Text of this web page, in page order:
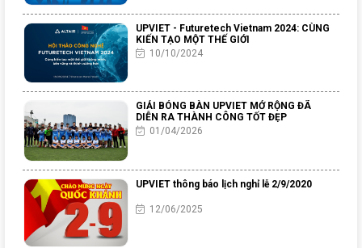
UPVIET - Futuretech Vietnam 2024: CÙNG
KIẾN TẠO MỘT THẾ GIỚI
10/10/2024
GIẢI BÓNG BÀN UPVIET MỞ RỘNG ĐÃ
DIỄN RA THÀNH CÔNG TỐT ĐẸP
01/04/2026
UPVIET thông báo lịch nghỉ lễ 2/9/2020
12/06/2025